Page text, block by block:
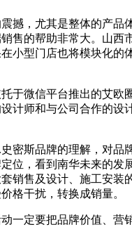
撼，尤其是整体的产品
售的帮助非常大。山西
小型门店也将模块化的
于微信平台推出的艾欧
计师和与公司合作的设
密斯品牌的理解，对品
位，看到南华未来的发
销售及设计、施工安装
格干扰，转换成销量。
一定要把品牌价值、营